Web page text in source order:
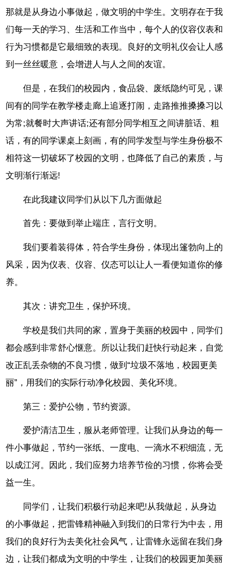
那就是从身边小事做起，做文明的中学生。文明存在于我
们每一天的学习、生活和工作当中，每个人的仪容仪表和
行为习惯都是它最细致的表现。良好的文明礼仪会让人感
到一丝丝暖意，会增进人与人之间的友谊。
但是，在我们的校园内，食品袋、废纸隐约可见，课
间有的同学在教学楼走廊上追逐打闹，走路推推搡搡习以
为常;就餐时大声讲话;还有部分同学相互之间讲脏话、粗
话，有的同学课桌上刻画，有的同学发型与学生身份极不
相符这一切破坏了校园的文明，也降低了自己的素质，与
文明渐行渐远!
在此我建议同学们从以下几方面做起
首先：要做到举止端庄，言行文明。
我们要着装得体，符合学生身份，体现出篷勃向上的
风采，因为仪表、仪容、仪态可以让人一看便知道你的修
养。
其次：讲究卫生，保护环境。
学校是我们共同的家，置身于美丽的校园中，同学们
都会感到非常舒心惬意。所以让我们赶快行动起来，自觉
改正乱丢杂物的不良习惯，做到“垃圾不落地，校园更美
丽”，用我们的实际行动净化校园、美化环境。
第三：爱护公物，节约资源。
爱护清洁卫生，服从老师管理。让我们从身边的每一
件小事做起，节约一张纸、一度电、一滴水不积细流，无
以成江河。因此，我们应努力培养节俭的习惯，你将会受
益一生。
同学们，让我们积极行动起来吧!从我做起，从身边
的小事做起，把雷锋精神融入到我们的日常行为中去，用
我们的良好行为去美化社会风气，让雷锋永远留在我们身
边，让我们都成为文明的中学生，让我们的校园更加美丽